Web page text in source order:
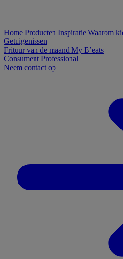
Home Producten Inspiratie Waarom
Getuigenissen
Frituur van de maand My B’eats
Consument Professional
Neem contact op